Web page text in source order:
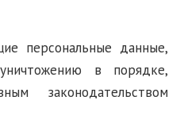
персональные данные,
в порядке,
законодательством